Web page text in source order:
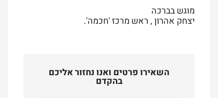
מוגש בברכה
יצחק אהרון , ראש מרכז 'חכמה'.
השאירו פרטים ואנו נחזור אליכם
בהקדם